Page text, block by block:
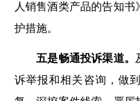
人销售酒类产品的告知
护措施。
五是畅通投诉渠道。
诉举报和相关咨询，做